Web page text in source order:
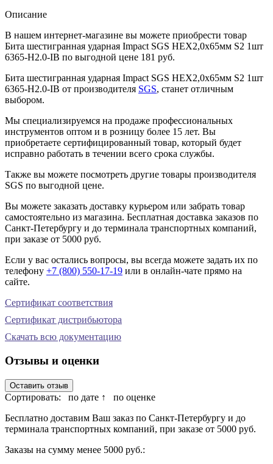
Описание
В нашем интернет-магазине вы можете приобрести товар
Бита шестигранная ударная Impact SGS HEX2,0х65мм S2 1шт
6365-H2.0-IB по выгодной цене 181 руб.
Бита шестигранная ударная Impact SGS HEX2,0х65мм S2 1шт
6365-H2.0-IB от производителя SGS, станет отличным
выбором.
Мы специализируемся на продаже профессиональных
инструментов оптом и в розницу более 15 лет. Вы
приобретаете сертифицированный товар, который будет
исправно работать в течении всего срока службы.
Также вы можете посмотреть другие товары производителя
SGS по выгодной цене.
Вы можете заказать доставку курьером или забрать товар
самостоятельно из магазина. Бесплатная доставка заказов по
Санкт-Петербургу и до терминала транспортных компаний,
при заказе от 5000 руб.
Если у вас остались вопросы, вы всегда можете задать их по
телефону +7 (800) 550-17-19 или в онлайн-чате прямо на
сайте.
Сертификат соответствия
Сертификат дистрибьютора
Скачать всю документацию
Отзывы и оценки
Оставить отзыв
Сортировать: по дате ↑
по оценке
Бесплатно доставим Ваш заказ по Санкт-Петербургу и до
терминала транспортных компаний, при заказе от 5000 руб.
Заказы на сумму менее 5000 руб.: